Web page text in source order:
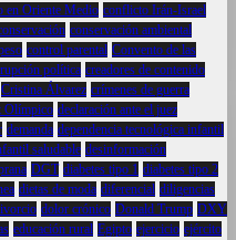
en Oriente Medio conflicto Irán-Israel
conservación ambiental
control parental Convento de las
política creadores de contenido
Cristina Álvarez crímenes de guerra
Olímpico declaración ante el juez
demanda dependencia tecnológica infantil
saludable desinformación
DGT diabetes tipo 1 diabetes tipo 2
dietas de moda diferencial diligencias
dolor crónico Donald Trump DXY
educación rural Egipto ejercicio ejército